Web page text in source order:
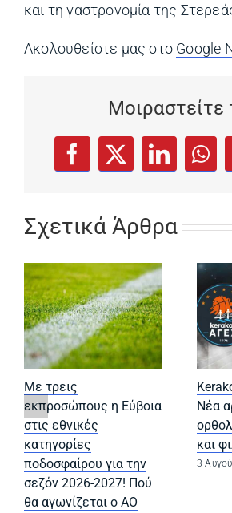
και τη γαστρονομία της
Ακολουθείστε μας στο Google
Μοιραστείτε
Facebook
(opens in a new tab)
X
(opens in a new
LinkedIn
(opens in
Σχετικά Άρθρα
Με τρεις
εκπροσώπους η Εύβοια
στις εθνικές
κατηγορίες
ποδοσφαίρου για την
σεζόν 2026-2027! Πού
θα αγωνίζεται ο ΑΟ
Νέα
και
3